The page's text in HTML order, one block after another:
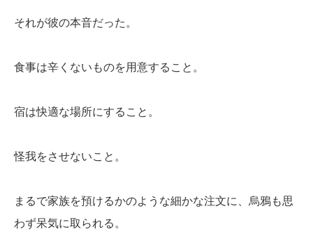
それが彼の本音だった。
食事は辛くないものを用意すること。
宿は快適な場所にすること。
怪我をさせないこと。
まるで家族を預けるかのような細かな注文に、烏鴉も思
わず呆気に取られる。